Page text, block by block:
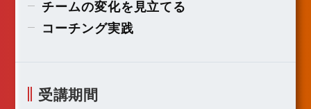
チームの変化を見立てる
コーチング実践
受講期間